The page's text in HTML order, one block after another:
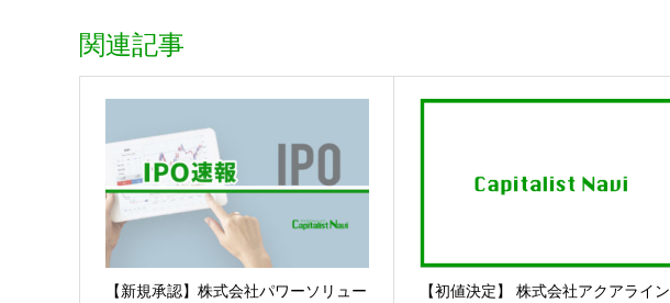
関連記事
【新規承認】株式会社パワーソリュー
【初値決定】 株式会社アクアライン